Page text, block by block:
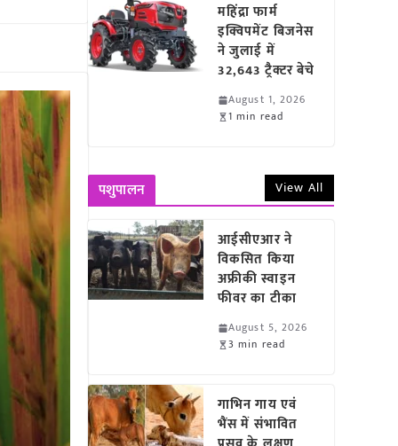
महिंद्रा फार्म
इक्विपमेंट बिजनेस
ने जुलाई में
32,643 ट्रैक्टर बेचे
August 1, 2026
1 min read
पशुपालन View All
आईसीएआर ने
विकसित किया
अफ्रीकी स्वाइन
फीवर का टीका
August 5, 2026
3 min read
गाभिन गाय एवं
भैंस में संभावित